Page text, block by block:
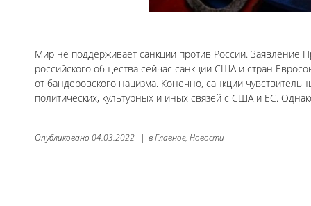
Мир не поддерживает санкции против России.
российского общества сейчас санкции США и стран
от бандеровского нацизма. Конечно, санкции
политических, культурных и иных связей с США и ЕС.
Опубликовано 04.03.2022 | вГлавное, Новости